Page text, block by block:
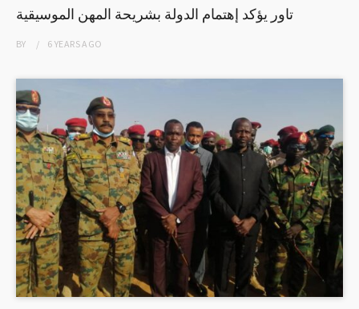
تاور يؤكد إهتمام الدولة بشريحة المهن الموسيقية
BY 6 YEARSAGO